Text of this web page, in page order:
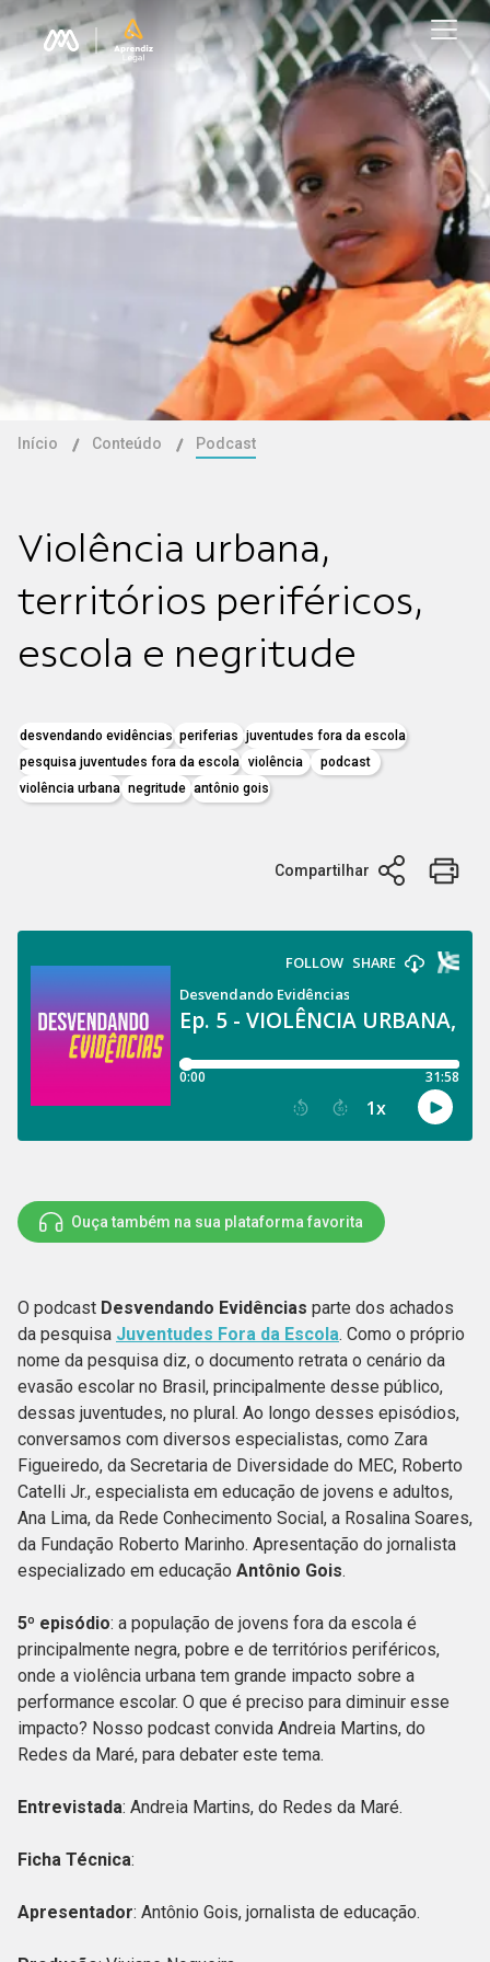
Início Conteúdo Podcast
Violência urbana,
territórios periféricos,
escola e negritude
desvendando evidências periferias juventudes fora da escola
pesquisa juventudes fora da escola
violência
podcast
violência urbana negritude antônio gois
Compartilhar
Ouça também na sua plataforma favorita
O podcast Desvendando Evidências parte dos achados
da pesquisa Juventudes Fora da Escola. Como o próprio
nome da pesquisa diz, o documento retrata o cenário da
evasão escolar no Brasil, principalmente desse público,
dessas juventudes, no plural. Ao longo desses episódios,
conversamos com diversos especialistas, como Zara
Figueiredo, da Secretaria de Diversidade do MEC, Roberto
Catelli Jr., especialista em educação de jovens e adultos,
Ana Lima, da Rede Conhecimento Social, a Rosalina Soares,
da Fundação Roberto Marinho. Apresentação do jornalista
especializado em educação Antônio Gois.
5º episódio: a população de jovens fora da escola é
principalmente negra, pobre e de territórios periféricos,
onde a violência urbana tem grande impacto sobre a
performance escolar. O que é preciso para diminuir esse
impacto? Nosso podcast convida Andreia Martins, do
Redes da Maré, para debater este tema.
Entrevistada: Andreia Martins, do Redes da Maré.
Ficha Técnica:
Apresentador: Antônio Gois, jornalista de educação.